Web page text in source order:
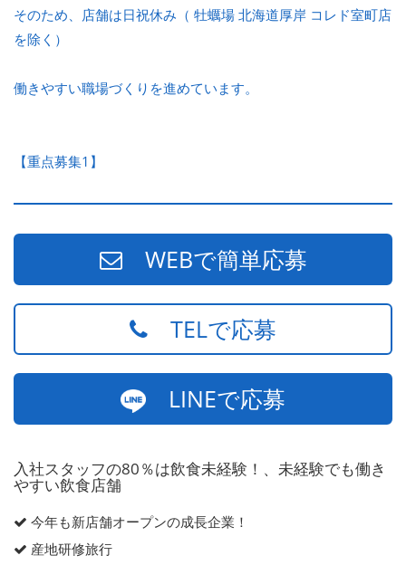
そのため、店舗は日祝休み（ 牡蠣場 北海道厚岸 コレド室町店
を除く）
働きやすい職場づくりを進めています。
【重点募集1】
WEBで簡単応募
TELで応募
LINEで応募
入社スタッフの80％は飲食未経験！、未経験でも働き
やすい飲食店舗
今年も新店舗オープンの成長企業！
産地研修旅行